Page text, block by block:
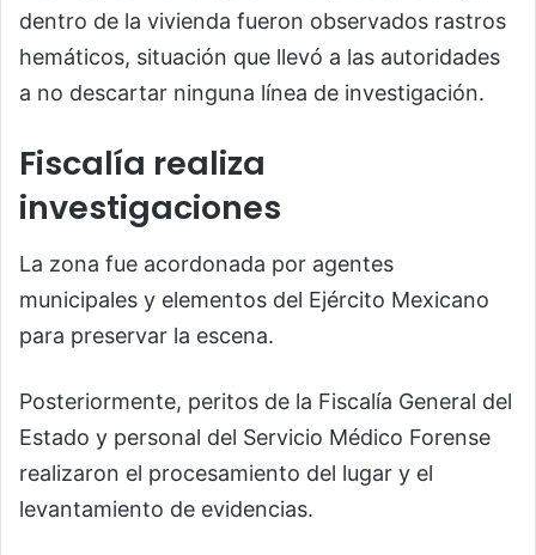
dentro de la vivienda fueron observados rastros
hemáticos, situación que llevó a las autoridades
a no descartar ninguna línea de investigación.
Fiscalía realiza
investigaciones
La zona fue acordonada por agentes
municipales y elementos del Ejército Mexicano
para preservar la escena.
Posteriormente, peritos de la Fiscalía General del
Estado y personal del Servicio Médico Forense
realizaron el procesamiento del lugar y el
levantamiento de evidencias.